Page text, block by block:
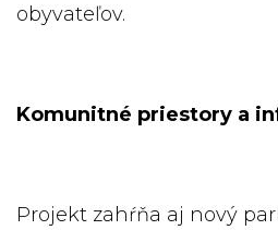
obyvateľov.
Komunitné priestory a
Projekt zahŕňa aj nový